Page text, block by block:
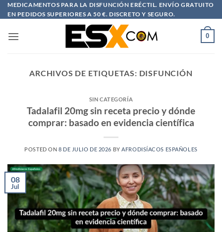
Saltar
al
MEDICAMENTOS PARA LA DISFUNCIÓN ERÉCTIL. ENVÍO GRATUITO
EN PEDIDOS SUPERIORES A 50 €. DISCRETO Y SEGURO.
0
ARCHIVOS DE ETIQUETAS: DISFUNCIÓN
SIN CATEGORÍA
Tadalafil 20mg sin receta precio y dónde
comprar: basado en evidencia científica
POSTED ON 8 DE JULIO DE 2026 BY AFRODISÍACOS ESPAÑOLES
08
Jul